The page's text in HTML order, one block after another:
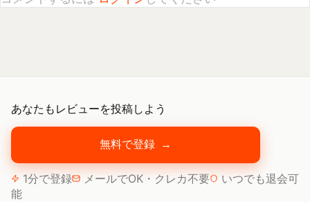
あなたもレビューを投稿しよう
無料で登録 →
1分で登録 メールでOK・クレカ不要
いつでも退会可
能